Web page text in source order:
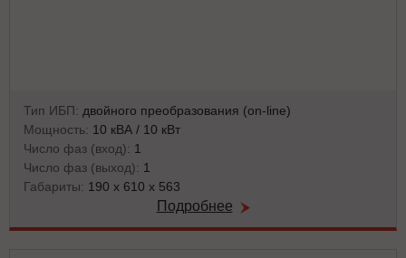
Тип ИБП: двойного преобразования (on-line)
Мощность: 10 кВА / 10 кВт
Число фаз (вход): 1
Число фаз (выход): 1
Габариты: 190 x 610 x 563
Подробнее